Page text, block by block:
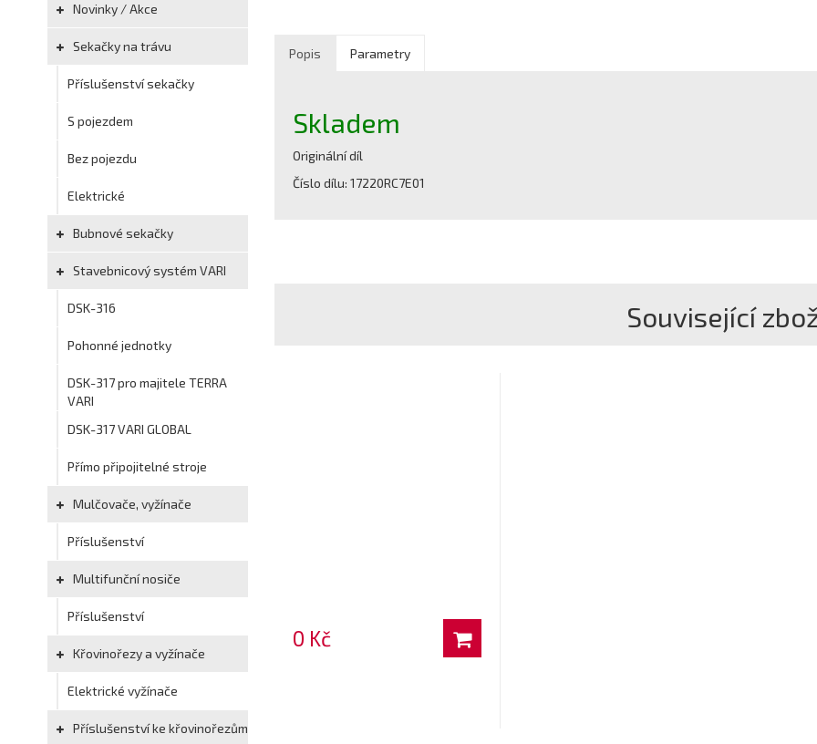
Novinky / Akce
Sekačky na trávu
Příslušenství sekačky
S pojezdem
Bez pojezdu
Elektrické
Bubnové sekačky
Stavebnicový systém VARI
DSK-316
Pohonné jednotky
DSK-317 pro majitele TERRA
VARI
DSK-317 VARI GLOBAL
Přímo připojitelné stroje
Mulčovače, vyžínače
Příslušenství
Multifunční nosiče
Příslušenství
Křovinořezy a vyžínače
Elektrické vyžínače
Příslušenství ke křovinořezům
Popis Parametry
Skladem
Originální díl
Číslo dílu: 17220RC7E01
Související
0 Kč